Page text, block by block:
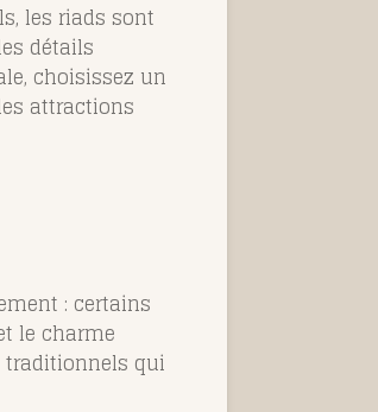
les riads sont
détails
choisissez un
attractions
: certains
le charme
traditionnels qui